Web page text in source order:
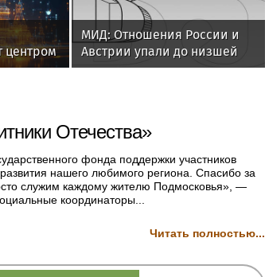
центром
МИД: Отношения России и
Австрии упали до низшей
точки
Отечества»
фонда поддержки участников
нашего любимого региона. Спасибо за
служим каждому жителю Подмосковья», —
координаторы...
Читать полностью...